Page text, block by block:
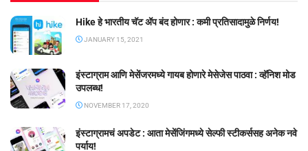
Hike हे भारतीय चॅट ॲप बंद होणार : कमी प्रतिसादामुळे निर्णय!
JANUARY 15, 2021
इंस्टाग्राम आणि मेसेंजरमध्ये गायब होणारे मेसेजेस पाठवा : व्हॅनिश मोड
उपलब्ध!
NOVEMBER 17, 2020
इंस्टाग्रामचं अपडेट : आता मेसेंजिंगमध्ये सेल्फी स्टीकर्ससह अनेक नवे
पर्याय!